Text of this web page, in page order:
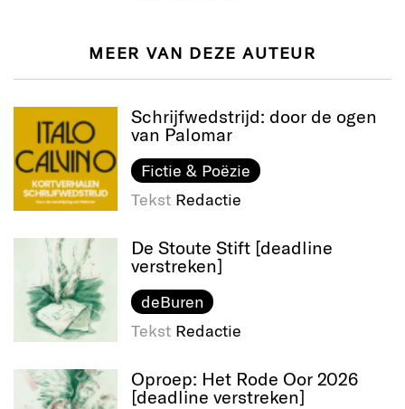
MEER VAN DEZE AUTEUR
Schrijfwedstrijd: door de ogen
van Palomar
Fictie & Poëzie
Tekst Redactie
De Stoute Stift [deadline
verstreken]
deBuren
Tekst Redactie
Oproep: Het Rode Oor 2026
[deadline verstreken]